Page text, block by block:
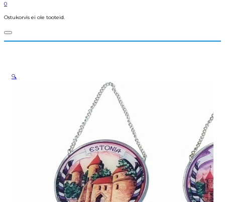
0
Ostukorvis ei ole tooteid.
🔍